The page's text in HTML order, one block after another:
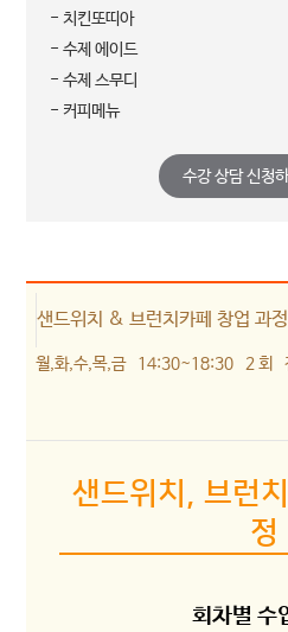
- 치킨또띠아
- 수제 에이드
- 수제 스무디
- 커피메뉴
수강 상담 신청하
샌드위치 & 브런치카페 창업 과정
월,화,수,목,금 14:30~18:30 2 회
샌드위치, 브런
정
회차별 수